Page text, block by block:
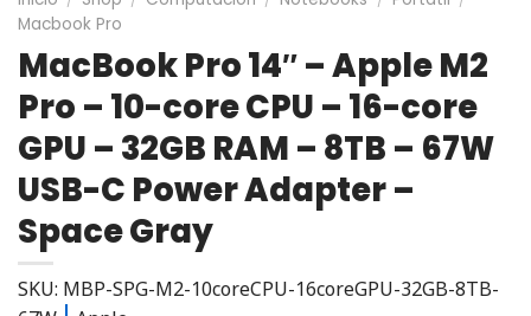
Macbook Pro
MacBook Pro 14″ – Apple M2
Pro – 10-core CPU – 16-core
GPU – 32GB RAM – 8TB – 67W
USB-C Power Adapter –
Space Gray
SKU: MBP-SPG-M2-10coreCPU-16coreGPU-32GB-8TB-